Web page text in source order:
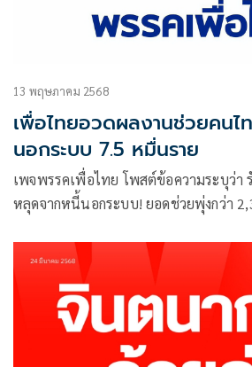
13 พฤษภาคม 2568
เพื่อไทยอวดผลงานช่วยคน
นอกระบบ 7.5 หมื่นราย
เพจพรรคเพื่อไทย โพสต์ข้อความระบุว่า
หลุดจากหนี้นอกระบบ! ยอดช่วยพุ่งกว่า
ในระบบ ดอกเบี้ยเป็นธรรม